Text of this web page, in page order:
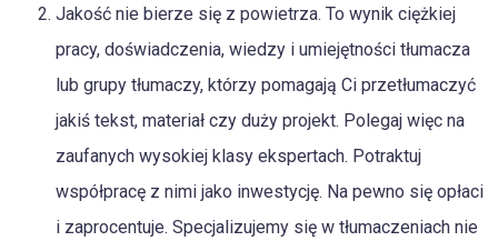
Jakość nie bierze się z powietrza. To wynik ciężkiej
pracy, doświadczenia, wiedzy i umiejętności tłumacza
lub grupy tłumaczy, którzy pomagają Ci przetłumaczyć
jakiś tekst, materiał czy duży projekt. Polegaj więc na
zaufanych wysokiej klasy ekspertach. Potraktuj
współpracę z nimi jako inwestycję. Na pewno się opłaci
i zaprocentuje. Specjalizujemy się w tłumaczeniach nie